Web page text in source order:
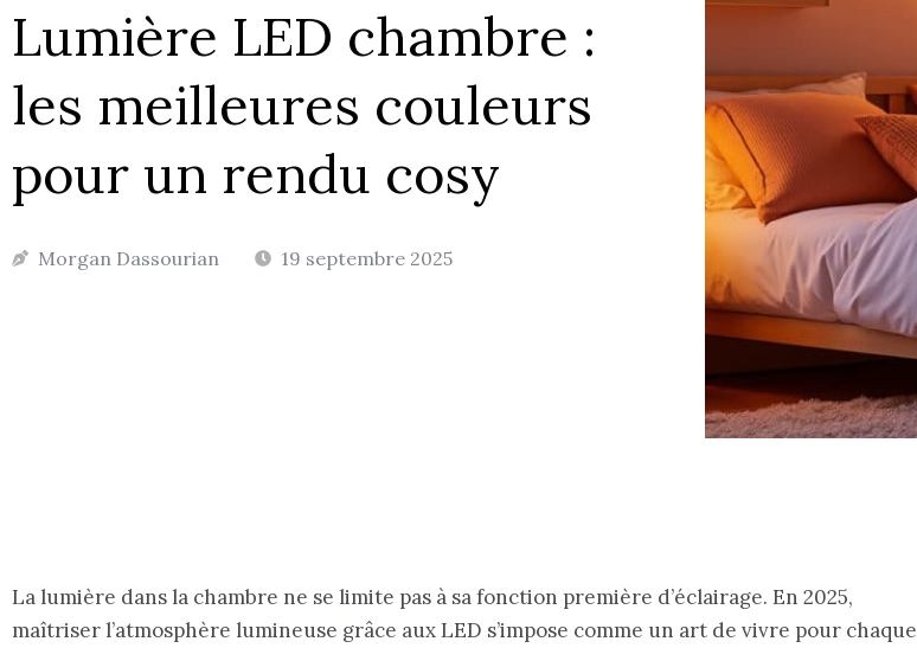
Lumière LED chambre :
les meilleures couleurs
pour un rendu cosy
Morgan Dassourian 19 septembre 2025
La lumière dans la chambre ne se limite pas à sa fonction première d’éclairage. En 2025,
maîtriser l’atmosphère lumineuse grâce aux LED s’impose comme un art de vivre pour chaque